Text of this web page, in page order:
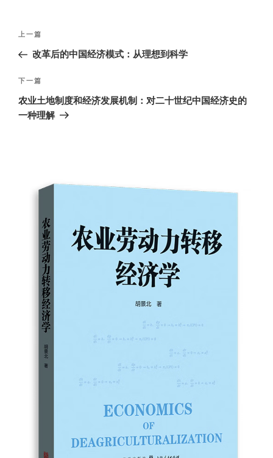
文
导
航
上
一
文
章
上一篇
改革后的中国经济模式：从理想到科学
下
一
篇
下一篇
农业土地制度和经济发展机制：对二十世纪中国经济史的
一种理解